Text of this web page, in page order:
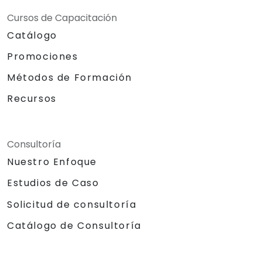
Cursos de Capacitación
Catálogo
Promociones
Métodos de Formación
Recursos
Consultoría
Nuestro Enfoque
Estudios de Caso
Solicitud de consultoría
Catálogo de Consultoría